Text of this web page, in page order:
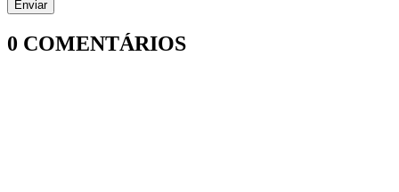
0 COMENTÁRIOS